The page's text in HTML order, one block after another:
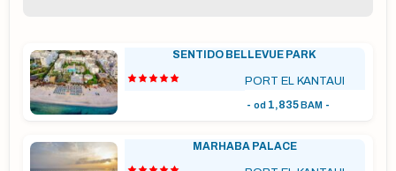
SENTIDO BELLEVUE PARK
PORT EL KANTAUI
-od 1,835BAM -
MARHABA PALACE